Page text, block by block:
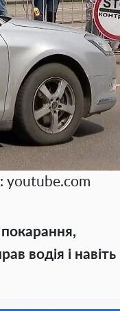
youtube.com
покарання,
водія і навіть